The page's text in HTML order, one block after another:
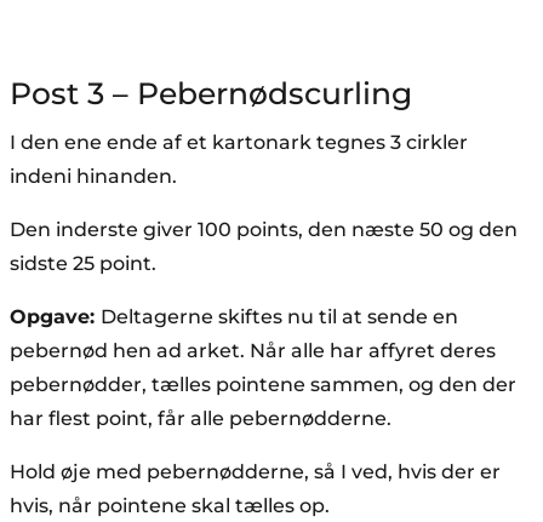
Post 3 – Pebernødscurling
I den ene ende af et kartonark tegnes 3 cirkler
indeni hinanden.
Den inderste giver 100 points, den næste 50 og den
sidste 25 point.
Opgave: Deltagerne skiftes nu til at sende en
pebernød hen ad arket. Når alle har affyret deres
pebernødder, tælles pointene sammen, og den der
har flest point, får alle pebernødderne.
Hold øje med pebernødderne, så I ved, hvis der er
hvis, når pointene skal tælles op.